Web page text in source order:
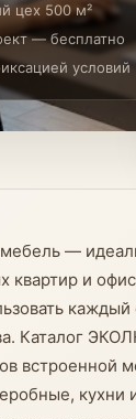
цех 500 м²
— бесплатно
условий
—
квартир и
каждый
Каталог
встроенной
кухни